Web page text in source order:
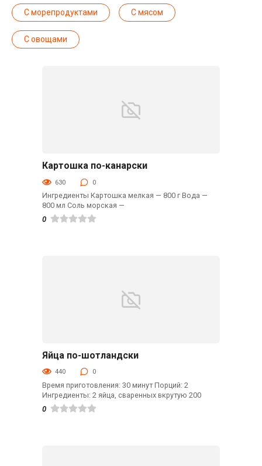
С морепродуктами С мясом
С овощами
Гарниры
Картошка по-канарски
630 0
Ингредиенты Картошка мелкая — 800 г Вода —
800 мл Соль морская —
0
Гарниры
Яйца по-шотландски
440 0
Время приготовления: 30 минут Порций: 2
Ингредиенты: 2 яйца, сваренных вкрутую 200
0